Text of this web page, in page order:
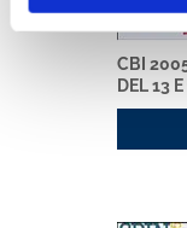
CBI
DEL 13